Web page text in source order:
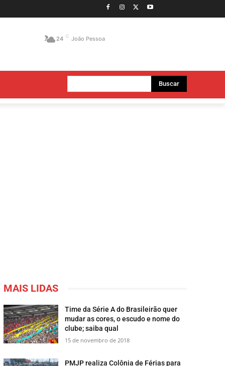
24 C João Pessoa
Buscar
MAIS LIDAS
Time da Série A do Brasileirão quer
mudar as cores, o escudo e nome do
clube; saiba qual
15 de novembro de 2018
PMJP realiza Colônia de Férias para